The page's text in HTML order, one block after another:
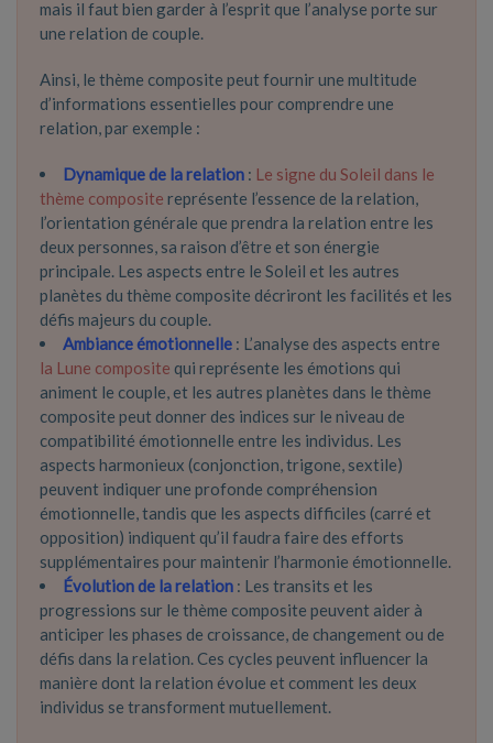
mais il faut bien garder à l’esprit que l’analyse porte sur
une relation de couple.
Ainsi, le thème composite peut fournir une multitude
d’informations essentielles pour comprendre une
relation, par exemple :
Dynamique de la relation : Le signe du Soleil dans le
thème composite représente l’essence de la relation,
l’orientation générale que prendra la relation entre les
deux personnes, sa raison d’être et son énergie
principale. Les aspects entre le Soleil et les autres
planètes du thème composite décriront les facilités et les
défis majeurs du couple.
Ambiance émotionnelle : L’analyse des aspects entre
la Lune composite qui représente les émotions qui
animent le couple, et les autres planètes dans le thème
composite peut donner des indices sur le niveau de
compatibilité émotionnelle entre les individus. Les
aspects harmonieux (conjonction, trigone, sextile)
peuvent indiquer une profonde compréhension
émotionnelle, tandis que les aspects difficiles (carré et
opposition) indiquent qu’il faudra faire des efforts
supplémentaires pour maintenir l’harmonie émotionnelle.
Évolution de la relation : Les transits et les
progressions sur le thème composite peuvent aider à
anticiper les phases de croissance, de changement ou de
défis dans la relation. Ces cycles peuvent influencer la
manière dont la relation évolue et comment les deux
individus se transforment mutuellement.